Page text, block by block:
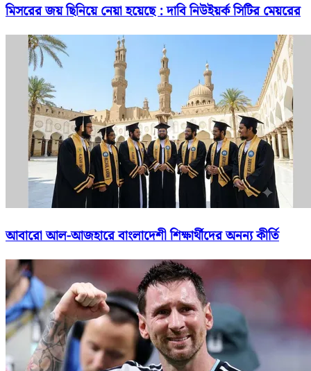
মিসরের জয় ছিনিয়ে নেয়া হয়েছে : দাবি নিউইয়র্ক সিটির মেয়রের
আবারো আল-আজহারে বাংলাদেশী শিক্ষার্থীদের অনন্য কীর্তি